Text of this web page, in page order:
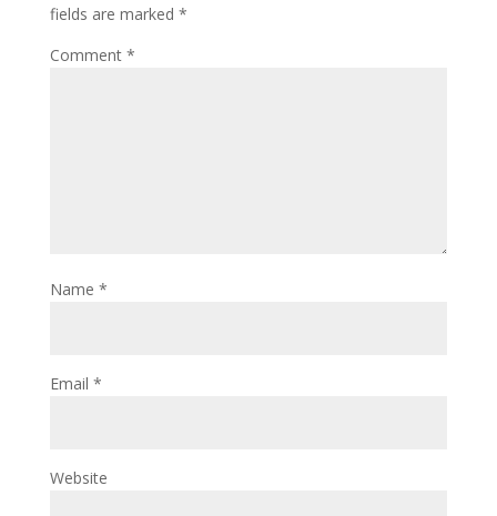
fields are marked *
Comment *
Name *
Email *
Website